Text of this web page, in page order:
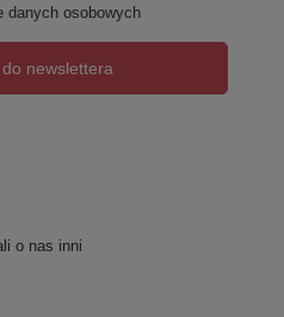
danych osobowych
newslettera
o nas inni